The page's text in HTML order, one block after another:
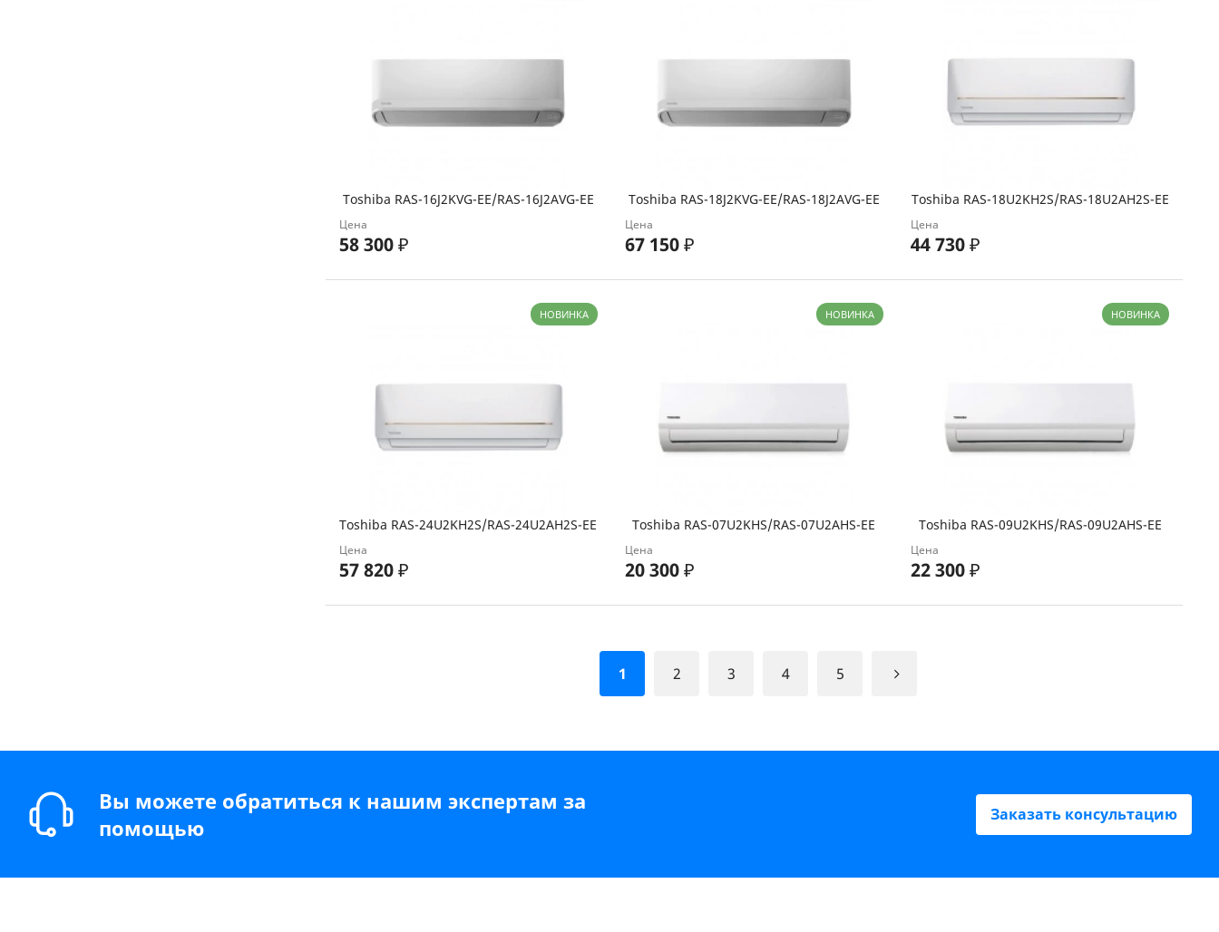
Toshiba RAS-16J2KVG-EE/RAS-16J2AVG-EE
Цена
58 300₽
Toshiba RAS-18J2KVG-EE/RAS-18J2AVG-EE
Цена
67 150₽
Toshiba RAS-18U2KH2S/RAS-18U2AH2S-EE
Цена
44 730₽
НОВИНКА
Toshiba RAS-24U2KH2S/RAS-24U2AH2S-EE
Цена
57 820₽
НОВИНКА
Toshiba RAS-07U2KHS/RAS-07U2AHS-EE
Цена
20 300₽
НОВИНКА
Toshiba RAS-09U2KHS/RAS-09U2AHS-EE
Цена
22 300₽
1 2 3 4 5
Вы можете обратиться к нашим экспертам за
помощью
Заказать консультацию